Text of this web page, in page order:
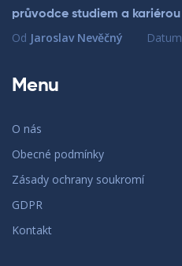
průvodce studiem a kariérou
Od Jaroslav Nevěčný Datum
Menu
O nás
Obecné podmínky
Zásady ochrany soukromí
GDPR
Kontakt